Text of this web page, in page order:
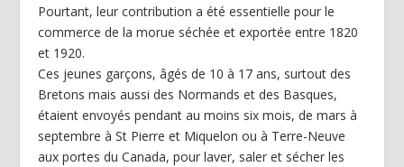
Pourtant, leur contribution a été essentielle pour le
commerce de la morue séchée et exportée entre 1820
et 1920.
Ces jeunes garçons, âgés de 10 à 17 ans, surtout des
Bretons mais aussi des Normands et des Basques,
étaient envoyés pendant au moins six mois, de mars à
septembre à St Pierre et Miquelon ou à Terre-Neuve
aux portes du Canada, pour laver, saler et sécher les